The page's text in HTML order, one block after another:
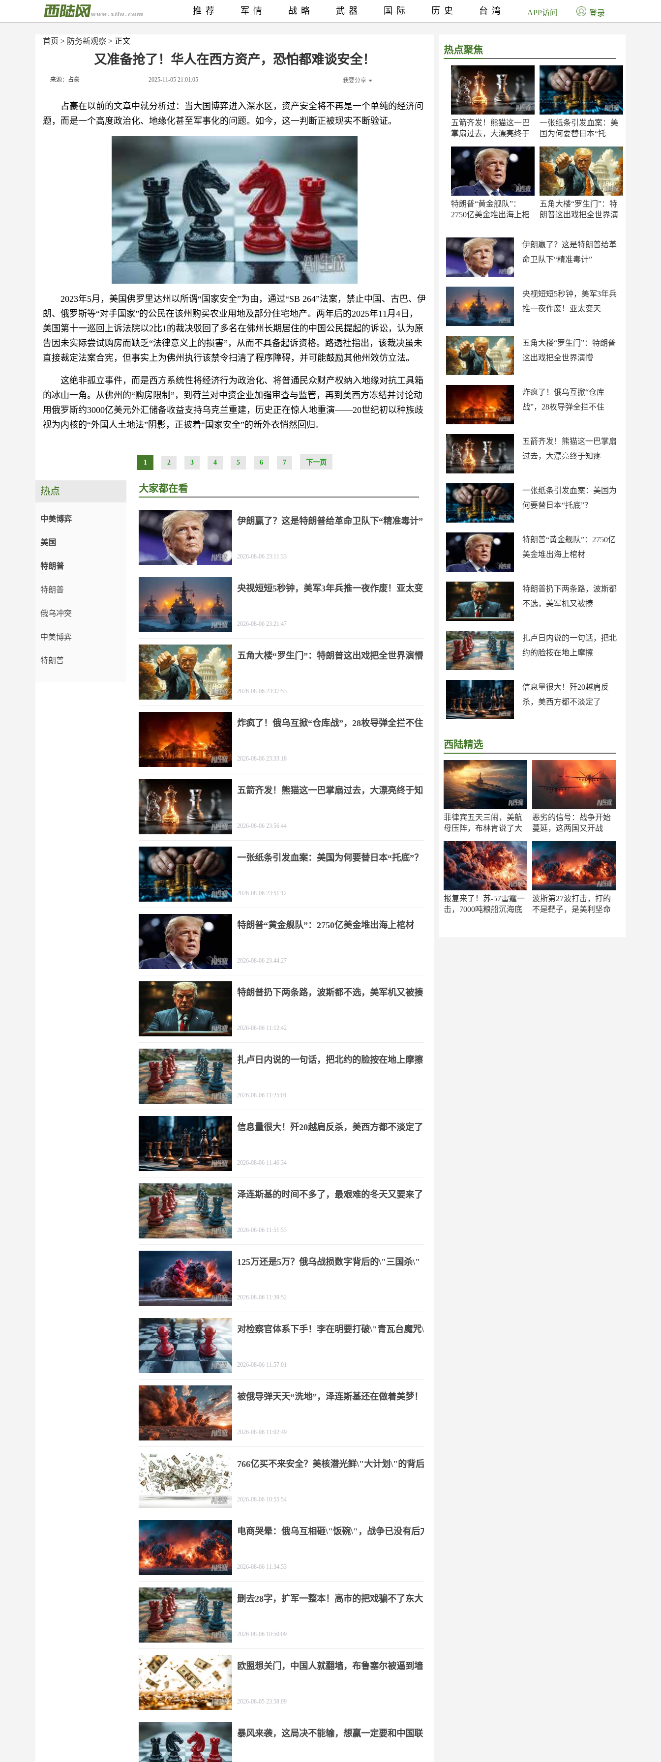
首页 > 防务新观察 > 正文
又准备抢了！华人在西方资产，恐怕都难谈安全！
来源：占豪 2025-11-05 21:01:05 我要分享
占豪在以前的文章中就分析过：当大国博弈进入深水区，资产安全将不再是一个单纯的经济问
题，而是一个高度政治化、地缘化甚至军事化的问题。如今，这一判断正被现实不断验证。
2023年5月，美国佛罗里达州以所谓“国家安全”为由，通过“SB 264”法案，禁止中国、古巴、伊
朗、俄罗斯等“对手国家”的公民在该州购买农业用地及部分住宅地产。两年后的2025年11月4日，
美国第十一巡回上诉法院以2比1的裁决驳回了多名在佛州长期居住的中国公民提起的诉讼，认为原
告因未实际尝试购房而缺乏“法律意义上的损害”，从而不具备起诉资格。路透社指出，该裁决虽未
直接裁定法案合宪，但事实上为佛州执行该禁令扫清了程序障碍，并可能鼓励其他州效仿立法。
这绝非孤立事件，而是西方系统性将经济行为政治化、将普通民众财产权纳入地缘对抗工具箱
的冰山一角。从佛州的“购房限制”，到荷兰对中资企业加强审查与监管，再到美西方冻结并讨论动
用俄罗斯约3000亿美元外汇储备收益支持乌克兰重建，历史正在惊人地重演——20世纪初以种族歧
视为内核的“外国人土地法”阴影，正披着“国家安全”的新外衣悄然回归。
1 2 3 4 5 6 7 下一页
热点聚焦
五箭齐发！熊猫这一巴
掌扇过去，大漂亮终于
一张纸条引发血案：美
国为何要替日本“托
特朗普“黄金舰队”：
2750亿美金堆出海上棺
五角大楼“罗生门”：特
朗普这出戏把全世界演
伊朗赢了？这是特朗普给革
命卫队下“精准毒计”
央视短短5秒钟，美军3年兵
推一夜作废！亚太变天
五角大楼“罗生门”：特朗普
这出戏把全世界演懵
炸疯了！俄乌互掀“仓库
战”，28枚导弹全拦不住
五箭齐发！熊猫这一巴掌扇
过去，大漂亮终于知疼
一张纸条引发血案：美国为
何要替日本“托底”？
特朗普“黄金舰队”：2750亿
美金堆出海上棺材
特朗普扔下两条路，波斯都
不选，美军机又被揍
扎卢日内说的一句话，把北
约的脸按在地上摩擦
信息量很大！歼20越肩反
杀，美西方都不淡定了
西陆精选
菲律宾五天三闹，美航
母压阵，布林肯说了大
恶劣的信号：战争开始
蔓延，这两国又开战
报复来了！苏-57雷霆一
击，7000吨粮船沉海底
波斯第27波打击，打的
不是靶子，是美利坚命
推荐 军情 战略 武器 国际 历史 台湾 APP访问 登录
热点
中美博弈
美国
特朗普
特朗普
俄乌冲突
中美博弈
特朗普
大家都在看
伊朗赢了？这是特朗普给革命卫队下“精准毒计”
2026-08-06 23:11:33
央视短短5秒钟，美军3年兵推一夜作废！亚太变
2026-08-06 23:21:47
五角大楼“罗生门”：特朗普这出戏把全世界演懵
2026-08-06 23:37:53
炸疯了！俄乌互掀“仓库战”，28枚导弹全拦不住
2026-08-06 23:33:18
五箭齐发！熊猫这一巴掌扇过去，大漂亮终于知
2026-08-06 23:56:44
一张纸条引发血案：美国为何要替日本“托底”？
2026-08-06 23:51:12
特朗普“黄金舰队”：2750亿美金堆出海上棺材
2026-08-06 23:44:27
特朗普扔下两条路，波斯都不选，美军机又被揍
2026-08-06 11:12:42
扎卢日内说的一句话，把北约的脸按在地上摩擦
2026-08-06 11:25:01
信息量很大！歼20越肩反杀，美西方都不淡定了
2026-08-06 11:46:34
泽连斯基的时间不多了，最艰难的冬天又要来了
2026-08-06 11:51:53
125万还是5万？俄乌战损数字背后的\"三国杀\"
2026-08-06 11:39:52
对检察官体系下手！李在明要打破\"青瓦台魔咒\"
2026-08-06 11:57:01
被俄导弹天天“洗地”，泽连斯基还在做着美梦！
2026-08-06 11:02:49
766亿买不来安全？美核潜光鲜\"大计划\"的背后
2026-08-06 10:55:54
电商哭晕：俄乌互相砸\"饭碗\"，战争已没有后方
2026-08-06 11:34:53
删去28字，扩军一整本！高市的把戏骗不了东大
2026-08-06 10:50:09
欧盟想关门，中国人就翻墙，布鲁塞尔被逼到墙
2026-08-05 23:58:09
暴风来袭，这局决不能输，想赢一定要和中国联